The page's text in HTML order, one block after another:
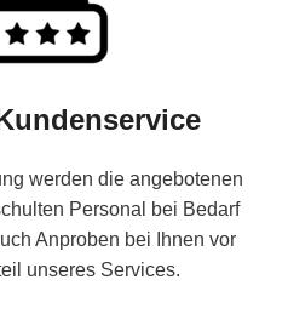
werden die angebotenen
Personal bei Bedarf
Anproben bei Ihnen vor
unseres Services.